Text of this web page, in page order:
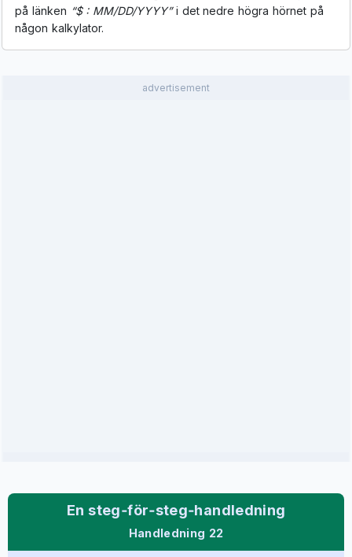
på länken “$ : MM/DD/YYYY”i det nedre högra hörnet på
någon kalkylator.
advertisement
En steg‑för‑steg‑handledning
Handledning 22